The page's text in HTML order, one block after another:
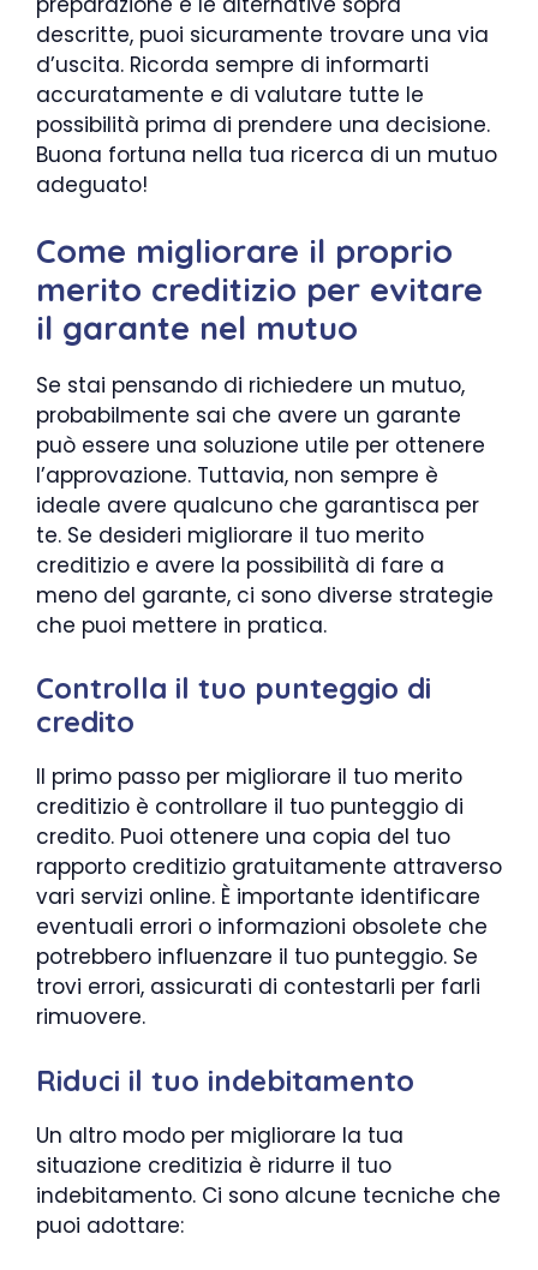
descritte, puoi sicuramente trovare una via
d’uscita. Ricorda sempre di informarti
accuratamente e di valutare tutte le
possibilità prima di prendere una decisione.
Buona fortuna nella tua ricerca di un mutuo
adeguato!
Come migliorare il proprio
merito creditizio per evitare
il garante nel mutuo
Se stai pensando di richiedere un mutuo,
probabilmente sai che avere un garante
può essere una soluzione utile per ottenere
l’approvazione. Tuttavia, non sempre è
ideale avere qualcuno che garantisca per
te. Se desideri migliorare il tuo merito
creditizio e avere la possibilità di fare a
meno del garante, ci sono diverse strategie
che puoi mettere in pratica.
Controlla il tuo punteggio di
credito
Il primo passo per migliorare il tuo merito
creditizio è controllare il tuo punteggio di
credito. Puoi ottenere una copia del tuo
rapporto creditizio gratuitamente attraverso
vari servizi online. È importante identificare
eventuali errori o informazioni obsolete che
potrebbero influenzare il tuo punteggio. Se
trovi errori, assicurati di contestarli per farli
rimuovere.
Riduci il tuo indebitamento
Un altro modo per migliorare la tua
situazione creditizia è ridurre il tuo
indebitamento. Ci sono alcune tecniche che
puoi adottare: